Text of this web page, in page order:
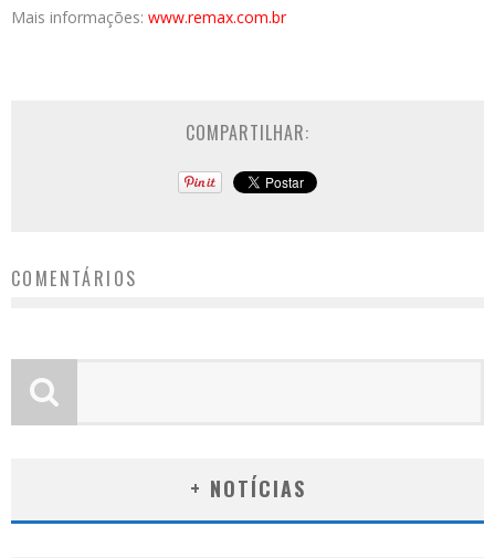
Mais informações: www.remax.com.br
COMPARTILHAR:
COMENTÁRIOS
+ NOTÍCIAS